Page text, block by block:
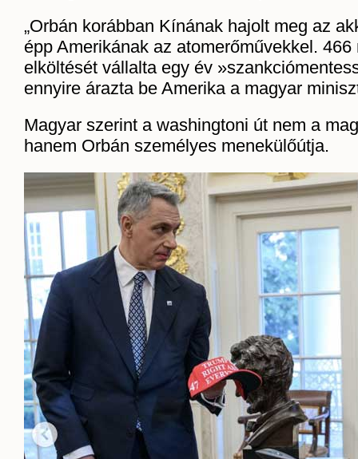
„Orbán korábban Kínának hajolt meg az
épp Amerikának az atomerőművekkel. 466
elköltését vállalta egy év
ennyire árazta be Amerika a magyar
Magyar szerint a washingtoni út nem a
hanem Orbán személyes menekülőútja.